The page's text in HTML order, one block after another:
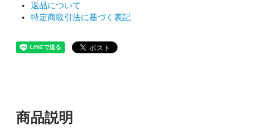
返品について
特定商取引法に基づく表記
商品説明